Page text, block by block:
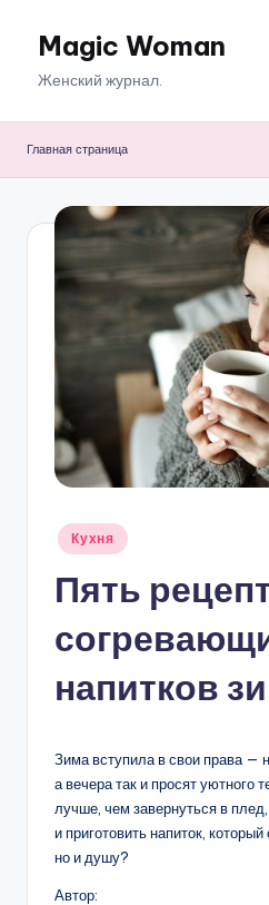
ПерейтиMagic Woman
Женский журнал.
Главная страница
Опубликовано
Кухня
Пять
напитков
Зима вступила в свои права —
а вечера так и просят уютного
лучше, чем завернуться в
и приготовить напиток, который
но и душу?
Автор: